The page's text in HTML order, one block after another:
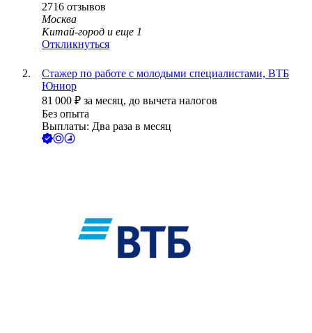
2716 отзывов
Москва
Китай-город и еще 1
Откликнуться
Стажер по работе с молодыми специалистами, ВТБ
Юниор
81 000 ₽ за месяц, до вычета налогов
Без опыта
Выплаты: Два раза в месяц